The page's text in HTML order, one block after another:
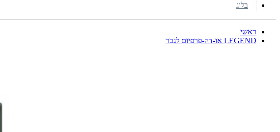
בלוג
ראשי
LEGEND או-דה-פרפיום לגבר